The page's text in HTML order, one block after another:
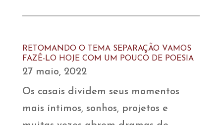
RETOMANDO O TEMA SEPARAÇÃO VAMOS
FAZÊ-LO HOJE COM UM POUCO DE POESIA
27 maio, 2022
Os casais dividem seus momentos
mais íntimos, sonhos, projetos e